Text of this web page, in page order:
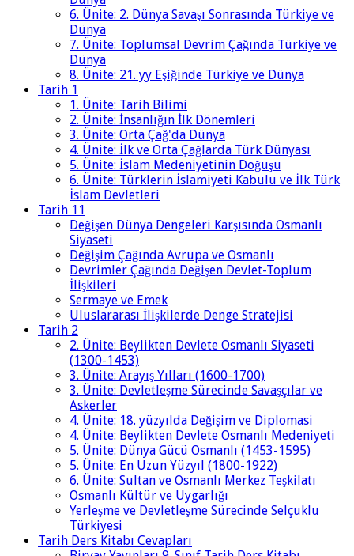
6. Ünite: 2. Dünya Savaşı Sonrasında Türkiye ve
Dünya
7. Ünite: Toplumsal Devrim Çağında Türkiye ve
Dünya
8. Ünite: 21. yy Eşiğinde Türkiye ve Dünya
Tarih 1
1. Ünite: Tarih Bilimi
2. Ünite: İnsanlığın İlk Dönemleri
3. Ünite: Orta Çağ'da Dünya
4. Ünite: İlk ve Orta Çağlarda Türk Dünyası
5. Ünite: İslam Medeniyetinin Doğuşu
6. Ünite: Türklerin İslamiyeti Kabulu ve İlk Türk
İslam Devletleri
Tarih 11
Değişen Dünya Dengeleri Karşısında Osmanlı
Siyaseti
Değişim Çağında Avrupa ve Osmanlı
Devrimler Çağında Değişen Devlet-Toplum
İlişkileri
Sermaye ve Emek
Uluslararası İlişkilerde Denge Stratejisi
Tarih 2
2. Ünite: Beylikten Devlete Osmanlı Siyaseti
(1300-1453)
3. Ünite: Arayış Yılları (1600-1700)
3. Ünite: Devletleşme Sürecinde Savaşçılar ve
Askerler
4. Ünite: 18. yüzyılda Değişim ve Diplomasi
4. Ünite: Beylikten Devlete Osmanlı Medeniyeti
5. Ünite: Dünya Gücü Osmanlı (1453-1595)
5. Ünite: En Uzun Yüzyıl (1800-1922)
6. Ünite: Sultan ve Osmanlı Merkez Teşkilatı
Osmanlı Kültür ve Uygarlığı
Yerleşme ve Devletleşme Sürecinde Selçuklu
Türkiyesi
Tarih Ders Kitabı Cevapları